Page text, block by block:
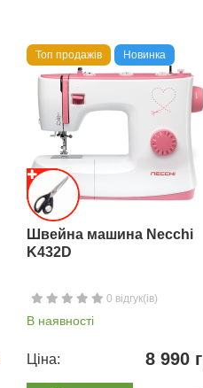
Топ продажів Новинка
Швейна машина Necchi
K432D
0 відгук(ів)
В наявності
Ціна: 8 990